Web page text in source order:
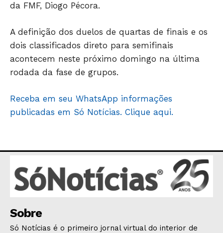
POLÍTICA
POLÍCIA
ESPORTES
ECONOMIA
AGRONOTÍCIAS
ÚLTIMAS NOTÍCIAS
da FMF, Diogo Pécora.
A definição dos duelos de quartas de finais e os
dois classificados direto para semifinais
acontecem neste próximo domingo na última
rodada da fase de grupos.
Receba em seu WhatsApp informações
publicadas em Só Notícias. Clique aqui.
Sobre
Só Notícias é o primeiro jornal virtual do interior de